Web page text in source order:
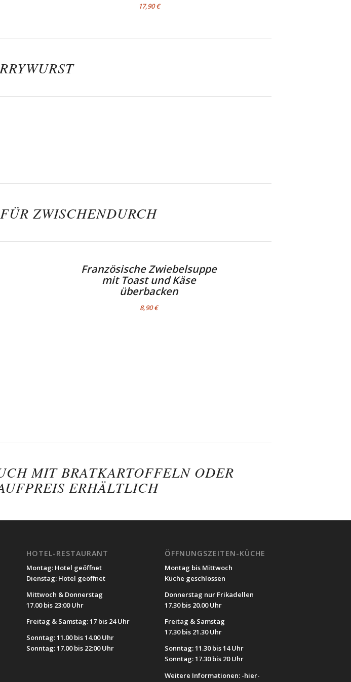
17,90 €
FÜR ZWISCHENDURCH
Französische Zwiebelsuppe
mit Toast und Käse
überbacken
8,90 €
MIT BRATKARTOFFELN ODER
ERHÄLTLICH
HOTEL-RESTAURANT
Montag: Hotel geöffnet
Dienstag: Hotel geöffnet
Mittwoch & Donnerstag
17.00 bis 23:00 Uhr
Freitag & Samstag: 17 bis 24 Uhr
Sonntag: 11.00 bis 14.00 Uhr
Sonntag: 17.00 bis 22:00 Uhr
ÖFFNUNGSZEITEN-KÜCHE
Montag bis Mittwoch
Küche geschlossen
Donnerstag nur Frikadellen
17.30 bis 20.00 Uhr
Freitag & Samstag
17.30 bis 21.30 Uhr
Sonntag: 11.30 bis 14 Uhr
Sonntag: 17.30 bis 20 Uhr
Weitere Informationen: -hier-